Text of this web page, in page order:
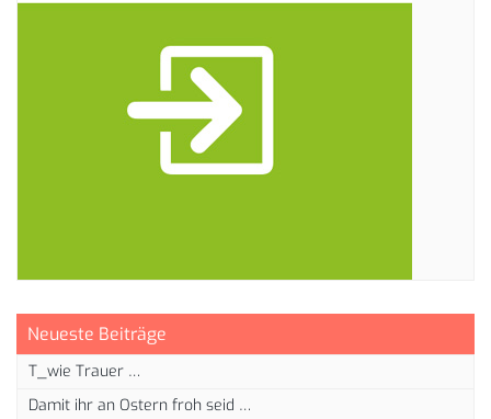
Neueste Beiträge
T_wie Trauer …
Damit ihr an Ostern froh seid …